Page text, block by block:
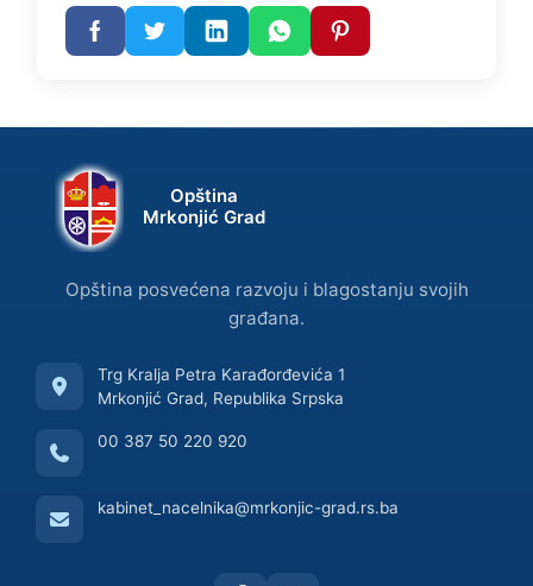
Opština
Mrkonjić Grad
Opština posvećena razvoju i blagostanju svojih
građana.
Trg Kralja Petra Karađorđevića 1
Mrkonjić Grad, Republika Srpska
00 387 50 220 920
kabinet_nacelnika@mrkonjic-grad.rs.ba